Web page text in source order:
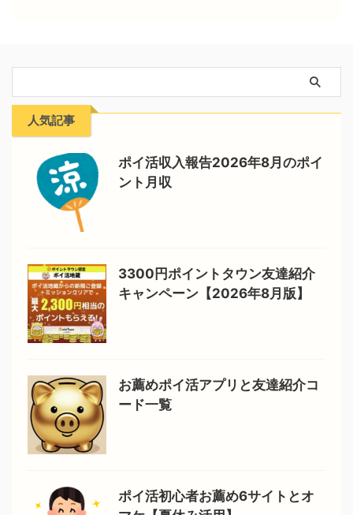
人気記事
ポイ活収入報告2026年8月のポイ
ント月収
3300円ポイントタウン友達紹介
キャンペーン【2026年8月版】
お薦めポイ活アプリと友達紹介コ
ード一覧
ポイ活初心者お薦め6サイトとオ